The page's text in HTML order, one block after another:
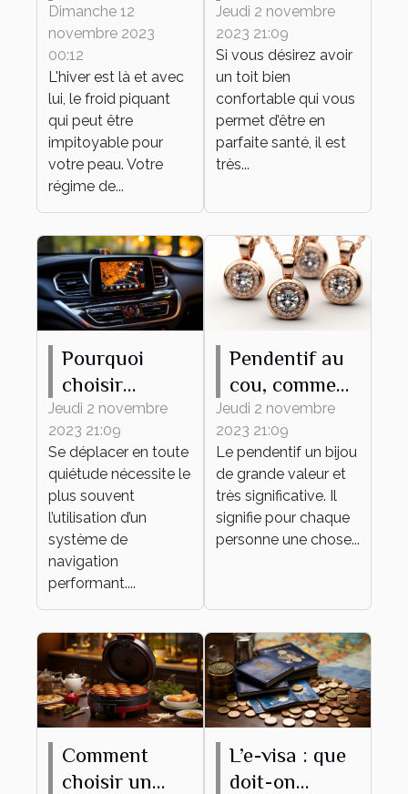
pour protéger
votre peau du
froid hivernal
Dimanche 12
novembre 2023
00:12
L'hiver est là et avec
lui, le froid piquant
qui peut être
impitoyable pour
votre peau. Votre
régime de...
une maison
mal isolée ?
Jeudi 2 novembre
2023 21:09
Si vous désirez avoir
un toit bien
confortable qui vous
permet d’être en
parfaite santé, il est
très...
Pourquoi
choisir
MAPPY
comme
système de
navigation ?
Jeudi 2 novembre
2023 21:09
Se déplacer en toute
quiétude nécessite le
plus souvent
l’utilisation d’un
système de
navigation
performant....
Pendentif au
cou, comment
bien en
choisir ?
Jeudi 2 novembre
2023 21:09
Le pendentif un bijou
de grande valeur et
très significative. Il
signifie pour chaque
personne une chose...
Comment
choisir un
L’e-visa : que
doit-on